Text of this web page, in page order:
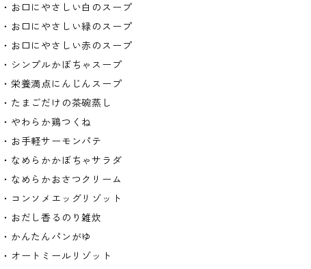
・お口にやさしい白のスープ
・お口にやさしい緑のスープ
・お口にやさしい赤のスープ
・シンプルかぼちゃスープ
・栄養満点にんじんスープ
・たまごだけの茶碗蒸し
・やわらか鶏つくね
・お手軽サーモンパテ
・なめらかかぼちゃサラダ
・なめらかおさつクリーム
・コンソメエッグリゾット
・おだし香るのり雑炊
・かんたんパンがゆ
・オートミールリゾット